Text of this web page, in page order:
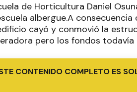
de Horticultura Daniel
albergue.A
cayó y conmovió la
pero los fondos todavía
CONTENIDO COMPLETO ES